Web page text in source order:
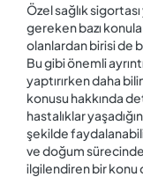
Özel sağlık
gereken bazı
olanlardan birisi de
Bu gibi önemli
yaptırırken daha
konusu hakkında
hastalıklar
şekilde
ve doğum
ilgilendiren bir konu